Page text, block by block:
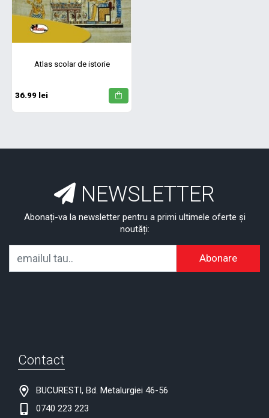
Atlas scolar de istorie
36.99 lei
NEWSLETTER
Abonați-va la newsletter pentru a primi ultimele oferte și
noutăți:
Abonare
Contact
BUCURESTI, Bd. Metalurgiei 46-56
0740 223 223